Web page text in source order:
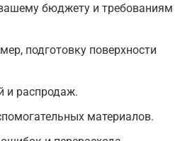
бюджету и требованиям
подготовку поверхности
и распродаж.
материалов.